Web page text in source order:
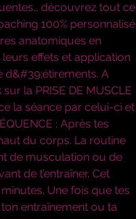
découvrez tout ce
100% personnalisé
anatomiques en
effets et application
A
la PRISE DE MUSCLE
la séance par celui-ci et
: Après tes
du corps. La routine
de musculation ou de
de t’entraîner. Cet
Une fois que tes
entraînement ou ta